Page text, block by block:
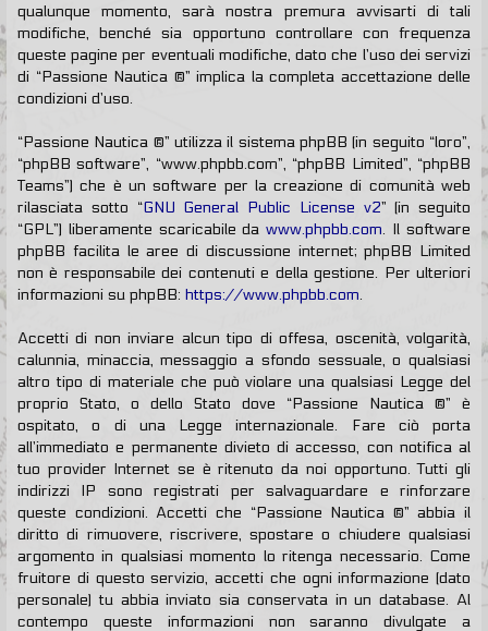
qualunque momento, sarà nostra premura avvisarti di tali
modifiche, benché sia opportuno controllare con frequenza
queste pagine per eventuali modifiche, dato che l’uso dei servizi
di “Passione Nautica ®” implica la completa accettazione delle
condizioni d’uso.
“Passione Nautica ®” utilizza il sistema phpBB (in seguito “loro”,
“phpBB software”, “www.phpbb.com”, “phpBB Limited”, “phpBB
Teams”) che è un software per la creazione di comunità web
rilasciata sotto “GNU General Public License v2” (in seguito
“GPL”) liberamente scaricabile dawww.phpbb.com. Il software
phpBB facilita le aree di discussione internet; phpBB Limited
non è responsabile dei contenuti e della gestione. Per ulteriori
informazioni su phpBB: https://www.phpbb.com.
Accetti di non inviare alcun tipo di offesa, oscenità, volgarità,
calunnia, minaccia, messaggio a sfondo sessuale, o qualsiasi
altro tipo di materiale che può violare una qualsiasi Legge del
proprio Stato, o dello Stato dove “Passione Nautica ®” è
ospitato, o di una Legge internazionale. Fare ciò porta
all’immediato e permanente divieto di accesso, con notifica al
tuo provider Internet se è ritenuto da noi opportuno. Tutti gli
indirizzi IP sono registrati per salvaguardare e rinforzare
queste condizioni. Accetti che “Passione Nautica ®” abbia il
diritto di rimuovere, riscrivere, spostare o chiudere qualsiasi
argomento in qualsiasi momento lo ritenga necessario. Come
fruitore di questo servizio, accetti che ogni informazione (dato
personale) tu abbia inviato sia conservata in un database. Al
contempo queste informazioni non saranno divulgate a